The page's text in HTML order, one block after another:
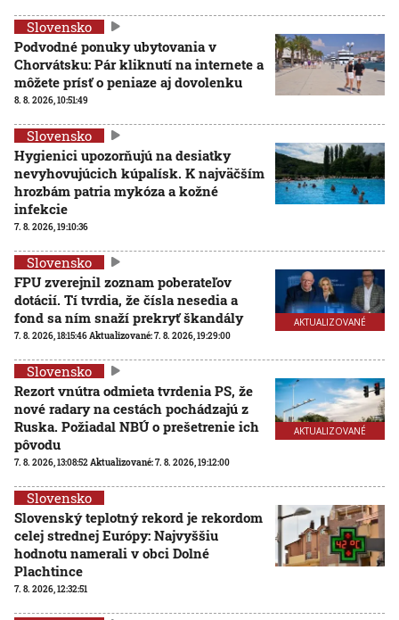
Slovensko
Podvodné ponuky ubytovania v
Chorvátsku: Pár kliknutí na internete a
môžete prísť o peniaze aj dovolenku
8. 8. 2026, 10:51:49
Slovensko
Hygienici upozorňujú na desiatky
nevyhovujúcich kúpalísk. K najväčším
hrozbám patria mykóza a kožné
infekcie
7. 8. 2026, 19:10:36
AKTUALIZOVANÉ
Slovensko
FPU zverejnil zoznam poberateľov
dotácií. Tí tvrdia, že čísla nesedia a
fond sa ním snaží prekryť škandály
7. 8. 2026, 18:15:46Aktualizované:7. 8. 2026, 19:29:00
AKTUALIZOVANÉ
Slovensko
Rezort vnútra odmieta tvrdenia PS, že
nové radary na cestách pochádzajú z
Ruska. Požiadal NBÚ o prešetrenie ich
pôvodu
7. 8. 2026, 13:08:52Aktualizované:7. 8. 2026, 19:12:00
Slovensko
Slovenský teplotný rekord je rekordom
celej strednej Európy: Najvyššiu
hodnotu namerali v obci Dolné
Plachtince
7. 8. 2026, 12:32:51